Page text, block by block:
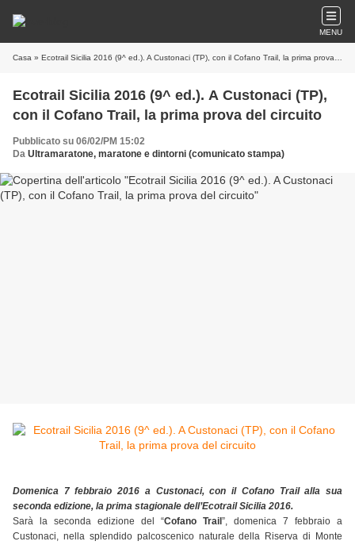
MENU
Casa » Ecotrail Sicilia 2016 (9^ ed.). A Custonaci (TP), con il Cofano Trail, la prima prova del circuito
Ecotrail Sicilia 2016 (9^ ed.). A Custonaci (TP),
con il Cofano Trail, la prima prova del circuito
Pubblicato su 06/02/PM 15:02
Da Ultramaratone, maratone e dintorni (comunicato stampa)
Domenica 7 febbraio 2016 a Custonaci, con il Cofano Trail alla sua
seconda edizione, la prima stagionale dell’Ecotrail Sicilia 2016.
Sarà la seconda edizione del “Cofano Trail ”, domenica 7 febbraio a
Custonaci, nella splendido palcoscenico naturale della Riserva di Monte